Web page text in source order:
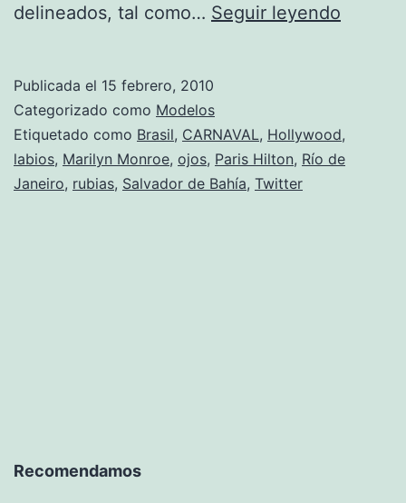
delineados, tal como… Seguir leyendo
Publicada el 15 febrero, 2010
Categorizado como Modelos
Etiquetado como Brasil, CARNAVAL, Hollywood,
labios, Marilyn Monroe, ojos, Paris Hilton, Río de
Janeiro, rubias, Salvador de Bahía, Twitter
Recomendamos